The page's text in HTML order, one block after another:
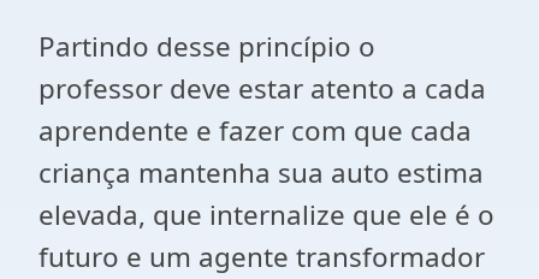
Partindo desse princípio o
professor deve estar atento a cada
aprendente e fazer com que cada
criança mantenha sua auto estima
elevada, que internalize que ele é o
futuro e um agente transformador